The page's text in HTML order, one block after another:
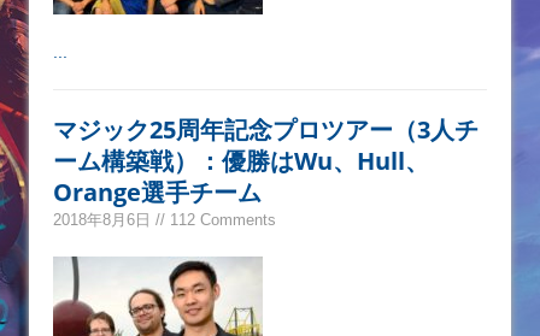
マジック25周年記念プロツアー（3人チ
ーム構築戦）：優勝はWu、Hull、
Orange選手チーム
2018年8月6日 // 112 Comments